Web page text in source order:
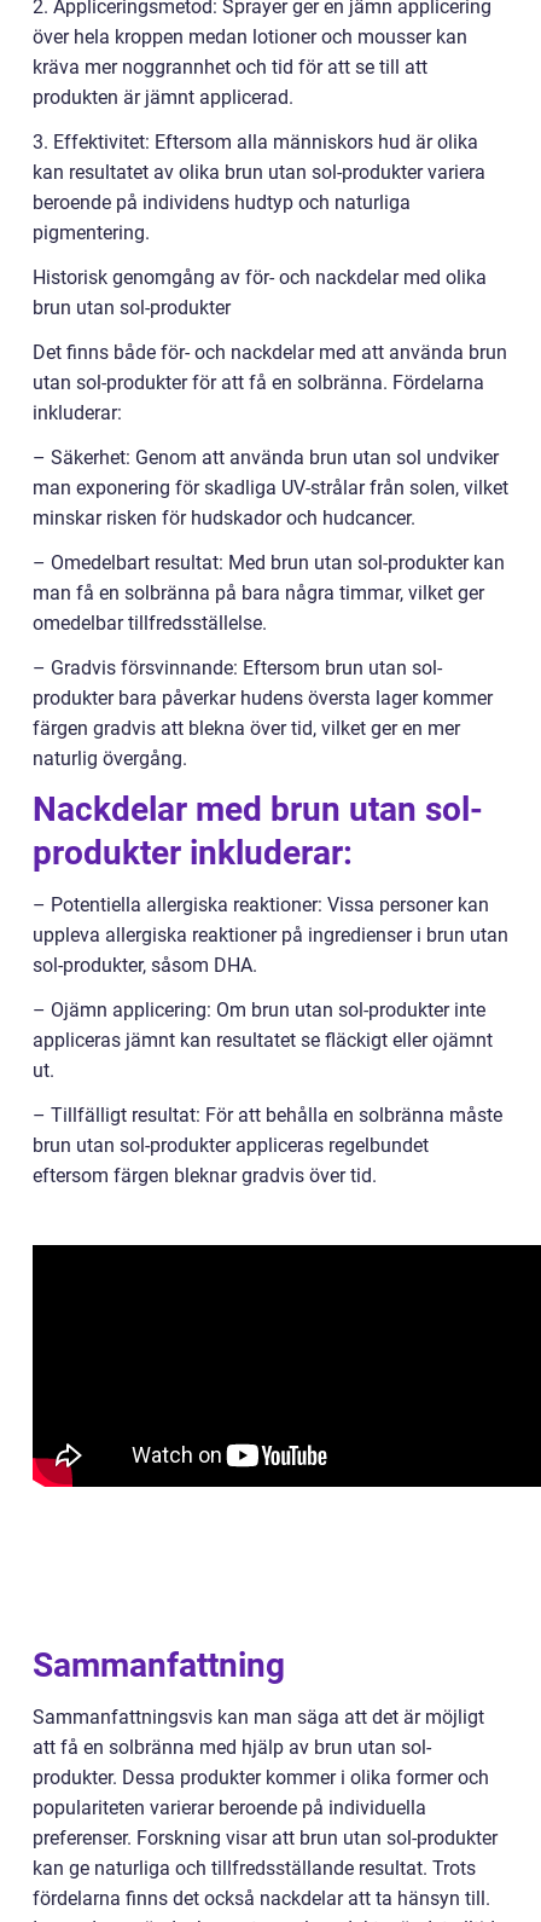
2. Appliceringsmetod: Sprayer ger en jämn applicering
över hela kroppen medan lotioner och mousser kan
kräva mer noggrannhet och tid för att se till att
produkten är jämnt applicerad.
3. Effektivitet: Eftersom alla människors hud är olika
kan resultatet av olika brun utan sol-produkter variera
beroende på individens hudtyp och naturliga
pigmentering.
Historisk genomgång av för- och nackdelar med olika
brun utan sol-produkter
Det finns både för- och nackdelar med att använda brun
utan sol-produkter för att få en solbränna. Fördelarna
inkluderar:
– Säkerhet: Genom att använda brun utan sol undviker
man exponering för skadliga UV-strålar från solen, vilket
minskar risken för hudskador och hudcancer.
– Omedelbart resultat: Med brun utan sol-produkter kan
man få en solbränna på bara några timmar, vilket ger
omedelbar tillfredsställelse.
– Gradvis försvinnande: Eftersom brun utan sol-
produkter bara påverkar hudens översta lager kommer
färgen gradvis att blekna över tid, vilket ger en mer
naturlig övergång.
Nackdelar med brun utan sol-
produkter inkluderar:
– Potentiella allergiska reaktioner: Vissa personer kan
uppleva allergiska reaktioner på ingredienser i brun utan
sol-produkter, såsom DHA.
– Ojämn applicering: Om brun utan sol-produkter inte
appliceras jämnt kan resultatet se fläckigt eller ojämnt
ut.
– Tillfälligt resultat: För att behålla en solbränna måste
brun utan sol-produkter appliceras regelbundet
eftersom färgen bleknar gradvis över tid.
Sammanfattning
Sammanfattningsvis kan man säga att det är möjligt
att få en solbränna med hjälp av brun utan sol-
produkter. Dessa produkter kommer i olika former och
populariteten varierar beroende på individuella
preferenser. Forskning visar att brun utan sol-produkter
kan ge naturliga och tillfredsställande resultat. Trots
fördelarna finns det också nackdelar att ta hänsyn till.